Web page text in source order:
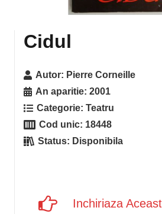
Cidul
Autor: Pierre Corneille
An aparitie:2001
Categorie:Teatru
Cod unic: 18448
Status: Disponibila
Inchiriaza